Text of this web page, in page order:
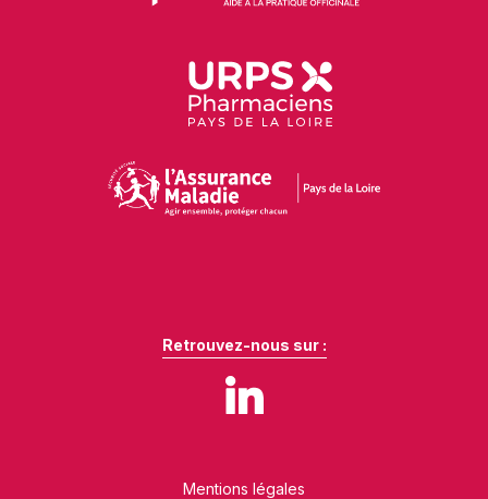
Retrouvez-nous sur :
Mentions légales